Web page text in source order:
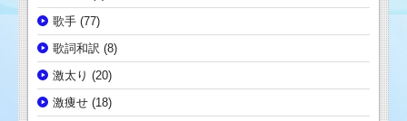
歌手 (77)
歌詞和訳 (8)
激太り (20)
激痩せ (18)